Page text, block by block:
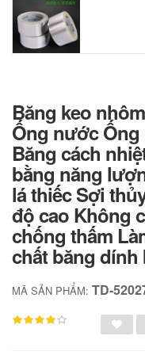
Băng keo
Ống nước
Băng cách
bằng năng
lá thiếc Sợi
độ cao Không
chống thấm
chất băng
MÃ SẢN PHẨM: TD-